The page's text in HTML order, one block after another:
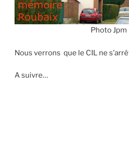
Photo Jpm
Nous verrons que le CIL ne
A suivre…